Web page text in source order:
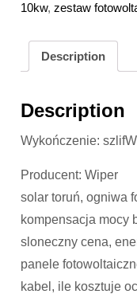
10kw,zestaw
Description
Description
Wykończenie:
Producent: Wiper
solar toruń, ogniwa
kompensacja mocy
sloneczny cena,
panele
kabel, ile kosztuje